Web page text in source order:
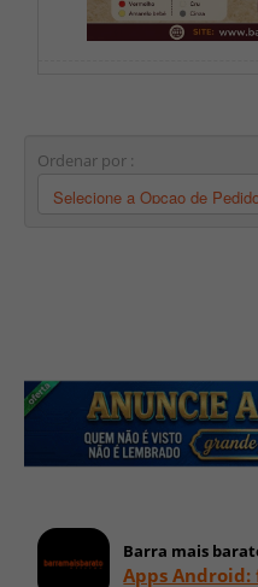
Ordenar por :
Barra mais
Apps